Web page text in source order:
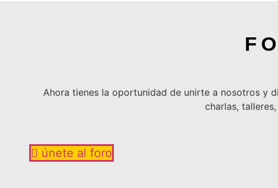
Ahora tienes la oportunidad de unirte a nosotros y
charlas,
únete al foro